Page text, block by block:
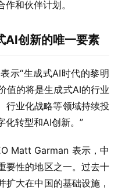
和伙伴计划。
AI创新的唯一要素
示“生成式AI时代的黎明
值的将是生成式AI的行业
行业化战略等领域持续投
化转型和AI创新。”
Matt Garman 表示，中
要性的地区之一。过去十
扩大在中国的基础设施，